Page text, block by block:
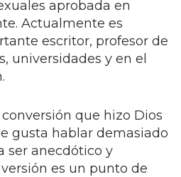
aprobada en
Actualmente es
escritor, profesor de
universidades y en el
que hizo Dios
gusta hablar demasiado
ser anecdótico y
es un punto de